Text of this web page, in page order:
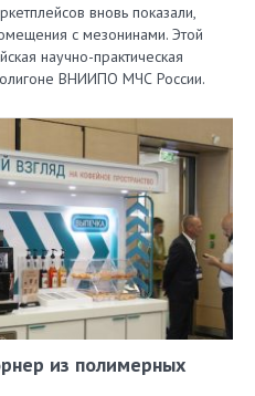
вновь показали,
с мезонинами. Этой
научно-практическая
ВНИИПО МЧС России.
из полимерных